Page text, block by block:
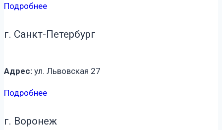
Подробнее
г. Санкт-Петербург
Адрес: ул. Львовская 27
Подробнее
г. Воронеж